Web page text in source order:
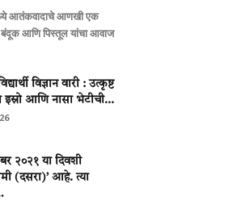
आतंकवादाचे आणखी एक
आणि पिस्तूल यांचा आवाज
विज्ञान वारी : उत्कृष्ट
इस्रो आणि नासा भेटीची...
२०२१ या दिवशी
(दसरा)’ आहे. त्या